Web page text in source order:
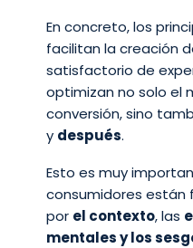
En concreto, los
facilitan la creación
satisfactorio de
optimizan no solo el
conversión, sino
y después.
Esto es muy
consumidores están
por el contexto, las
mentales y los